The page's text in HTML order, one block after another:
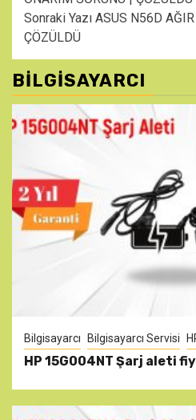
Reading
Sonraki Yazı ASUS N56D
ÇÖZÜLDÜ
BILGISAYARCI
Bilgisayarcı Bilgisayarcı Servisi
HP 15G004NT Şarj aleti